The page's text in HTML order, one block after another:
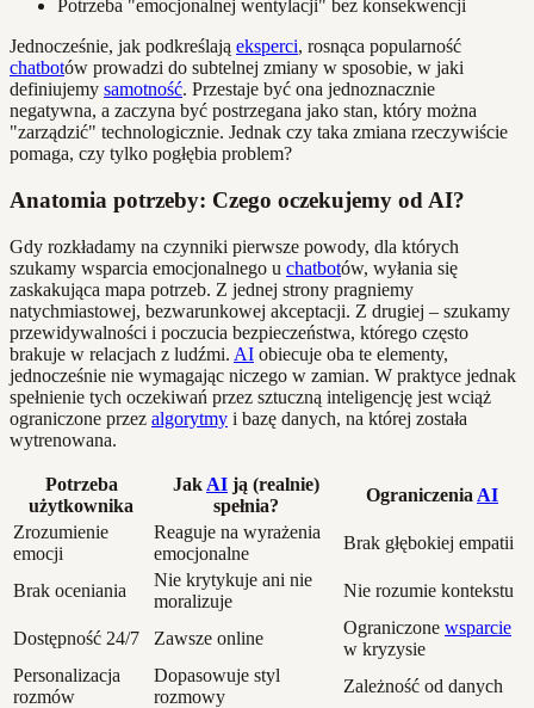
Potrzeba "emocjonalnej wentylacji" bez konsekwencji
Jednocześnie, jak podkreślają eksperci, rosnąca popularność
chatbotów prowadzi do subtelnej zmiany w sposobie, w jaki
definiujemy samotność. Przestaje być ona jednoznacznie
negatywna, a zaczyna być postrzegana jako stan, który można
"zarządzić" technologicznie. Jednak czy taka zmiana rzeczywiście
pomaga, czy tylko pogłębia problem?
Anatomia potrzeby: Czego oczekujemy od AI?
Gdy rozkładamy na czynniki pierwsze powody, dla których
szukamy wsparcia emocjonalnego u chatbotów, wyłania się
zaskakująca mapa potrzeb. Z jednej strony pragniemy
natychmiastowej, bezwarunkowej akceptacji. Z drugiej – szukamy
przewidywalności i poczucia bezpieczeństwa, którego często
brakuje w relacjach z ludźmi. AI obiecuje oba te elementy,
jednocześnie nie wymagając niczego w zamian. W praktyce jednak
spełnienie tych oczekiwań przez sztuczną inteligencję jest wciąż
ograniczone przez algorytmy i bazę danych, na której została
wytrenowana.
Potrzeba
użytkownika
Jak AI ją (realnie)
spełnia?
Ograniczenia AI
Zrozumienie
emocji
Reaguje na wyrażenia
emocjonalne
Brak głębokiej empatii
Brak oceniania
Nie krytykuje ani nie
moralizuje
Nie rozumie kontekstu
Dostępność 24/7 Zawsze online
Ograniczone wsparcie
w kryzysie
Personalizacja
rozmów
Dopasowuje styl
rozmowy
Zależność od danych